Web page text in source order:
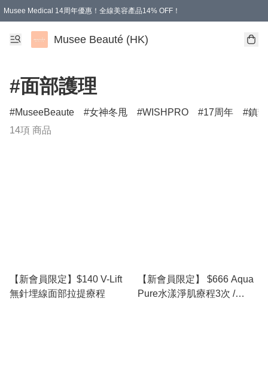
Musee Medical 14周年優惠！全線美容產品14% OFF！
凡購物滿HKD 500.00即享運費減免優惠
Musee Beauté (HK)
#面部護理
MuseeBeaute 女神冬甩 WISHPRO 17周年
鎮
14項 商品
【新會員限定】$140 V-Lift
無針埋線面部拉提療程
【新會員限定】 $666 Aqua
Pure水漾淨肌療程3次 /